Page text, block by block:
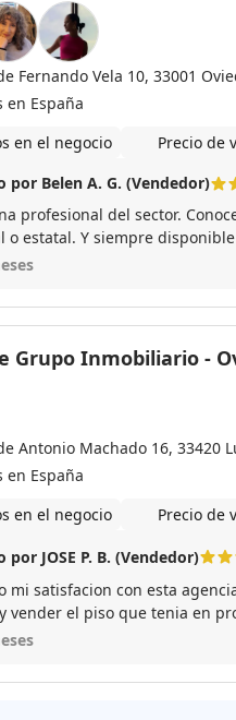
Fernando Vela 10, 33001
en España
en el negocio
Precio de
por Belen A. G. (Vendedor)
profesional del sector.
o estatal. Y siempre
despreocupe de la venta
Grupo Inmobiliario -
Antonio Machado 16, 33420
en España
en el negocio
Precio de
por JOSE P. B. (Vendedor)
mi satisfacion con esta
vender el piso que tenia en
al tanto de todo en cada